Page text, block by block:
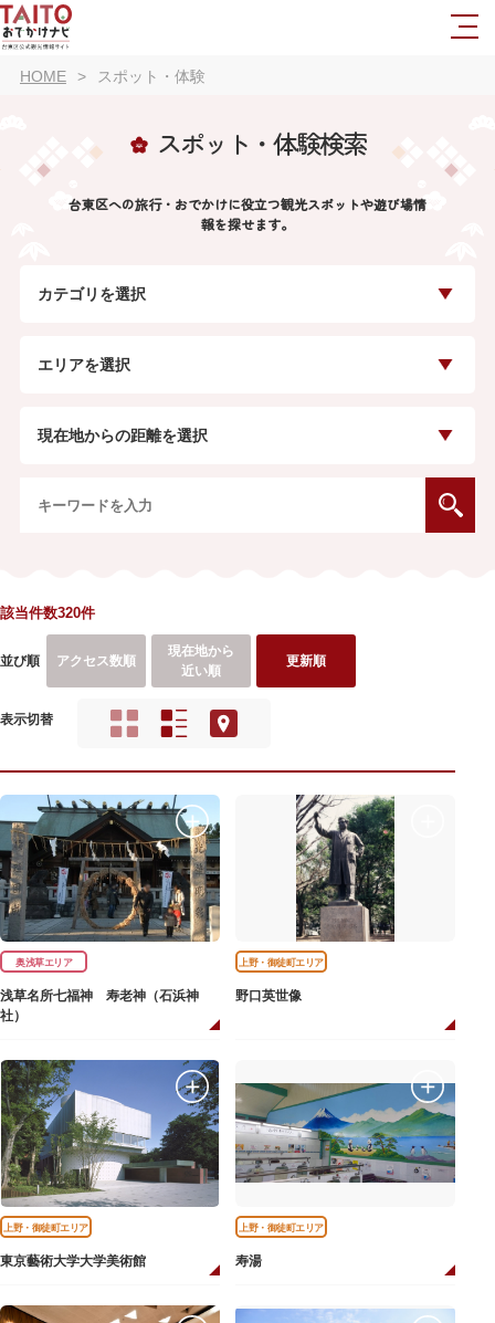
HOME スポット・体験
スポット・体験検索
台東区への旅行・おでかけに役立つ観光スポットや遊び場情
報を探せます。
カテゴリを選択
エリアを選択
現在地からの距離を選択
該当件数320件
並び順 アクセス数順
現在地から
近い順
更新順
表示切替
奥浅草エリア
浅草名所七福神 寿老神（石浜神
社）
上野・御徒町エリア
野口英世像
上野・御徒町エリア
東京藝術大学大学美術館
上野・御徒町エリア
寿湯